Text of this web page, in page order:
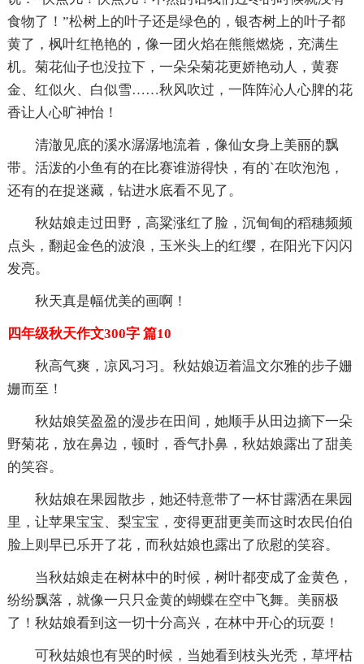
食物了！”松树上的叶子还是绿色的，银杏树上的叶子都
黄了，枫叶红艳艳的，像一团火焰在熊熊燃烧，充满生
机。菊花仙子也没拉下，一朵朵菊花更娇艳动人，黄赛
金、红似火、白似雪……秋风吹过，一阵阵沁人心脾的花
香让人心旷神怡！
清澈见底的溪水潺潺地流着，像仙女身上美丽的飘
带。活泼的小鱼有的在比赛谁游得快，有的`在吹泡泡，
还有的在捉迷藏，钻进水底看不见了。
秋姑娘走过田野，高粱涨红了脸，沉甸甸的稻穗频频
点头，翻起金色的波浪，玉米头上的红缨，在阳光下闪闪
发亮。
秋天真是幅优美的画啊！
四年级秋天作文300字 篇10
秋高气爽，凉风习习。秋姑娘迈着温文尔雅的步子姗
姗而至！
秋姑娘笑盈盈的漫步在田间，她顺手从田边摘下一朵
野菊花，放在鼻边，顿时，香气扑鼻，秋姑娘露出了甜美
的笑容。
秋姑娘在果园散步，她还特意带了一杯甘露洒在果园
里，让苹果宝宝、梨宝宝，变得更甜更美而这时农民伯伯
脸上则早已乐开了花，而秋姑娘也露出了欣慰的笑容。
当秋姑娘走在树林中的时候，树叶都变成了金黄色，
纷纷飘落，就像一只只金黄的蝴蝶在空中飞舞。美丽极
了！秋姑娘看到这一切十分高兴，在林中开心的玩耍！
可秋姑娘也有哭的时候，当她看到枝头光秃，草坪枯